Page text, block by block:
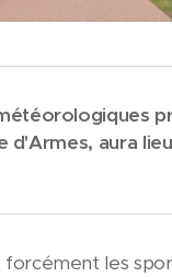
d'Armes, aura
forcément les